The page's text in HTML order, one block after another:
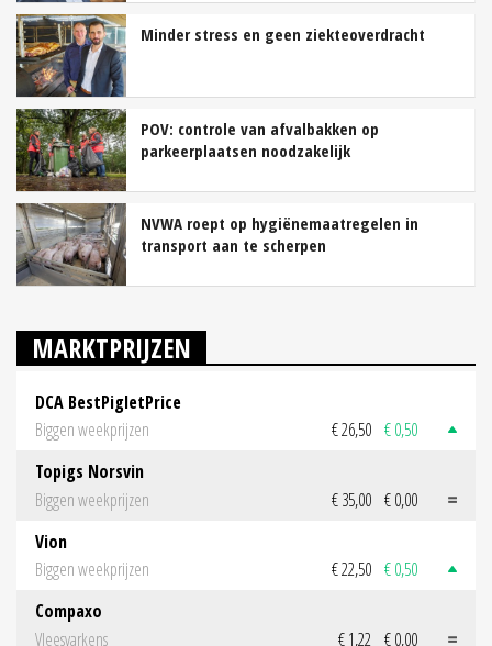
Minder stress en geen ziekteoverdracht
POV: controle van afvalbakken op
parkeerplaatsen noodzakelijk
NVWA roept op hygiënemaatregelen in
transport aan te scherpen
MARKTPRIJZEN
DCA BestPigletPrice
Biggen weekprijzen
€ 26,50 € 0,50
Topigs Norsvin
Biggen weekprijzen
€ 35,00 € 0,00
Vion
Biggen weekprijzen
€ 22,50 € 0,50
Compaxo
Vleesvarkens
€ 1,22 € 0,00